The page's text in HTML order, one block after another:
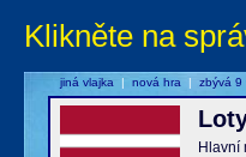
Klikněte na
Hlavní
jiná vlajka | nová hra | zbývá 9